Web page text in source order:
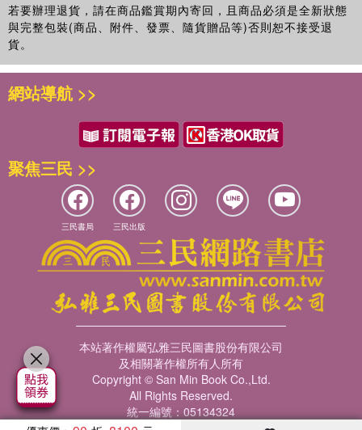
若要辦理退貨，請在商品鑑賞期內寄回，且商品必須是全新狀態
與完整包裝(商品、附件、發票、隨貨贈品等)否則恕不接受退
貨。
網站導航 >>
聚焦三民 >>
三民書局 三民出版
本站著作權屬弘雅三民圖書股份有限公司
及相關著作權所有人所有
Copyright © San Min Book Co.,Ltd.
All Rights Reserved.
統一編號：05134324